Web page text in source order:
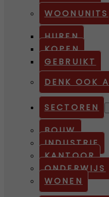
WOONUNITS
HUREN
KOPEN
GEBRUIKT
DENK OOK
SECTOREN
BOUW
INDUSTRIE
KANTOOR
ONDERWIJS
WONEN